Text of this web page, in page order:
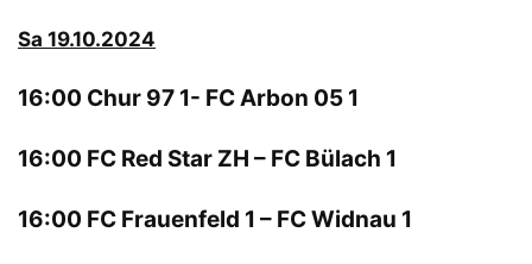
Sa 19.10.2024
16:00 Chur 97 1- FC Arbon 05 1
16:00 FC Red Star ZH – FC Bülach 1
16:00 FC Frauenfeld 1 – FC Widnau 1